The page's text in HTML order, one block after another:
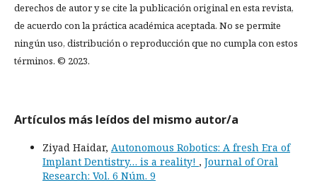
derechos de autor y se cite la publicación original en esta revista,
de acuerdo con la práctica académica aceptada. No se permite
ningún uso, distribución o reproducción que no cumpla con estos
términos. © 2023.
Artículos más leídos del mismo autor/a
Ziyad Haidar, Autonomous Robotics: A fresh Era of
Implant Dentistry… is a reality! , Journal of Oral
Research: Vol. 6 Núm. 9